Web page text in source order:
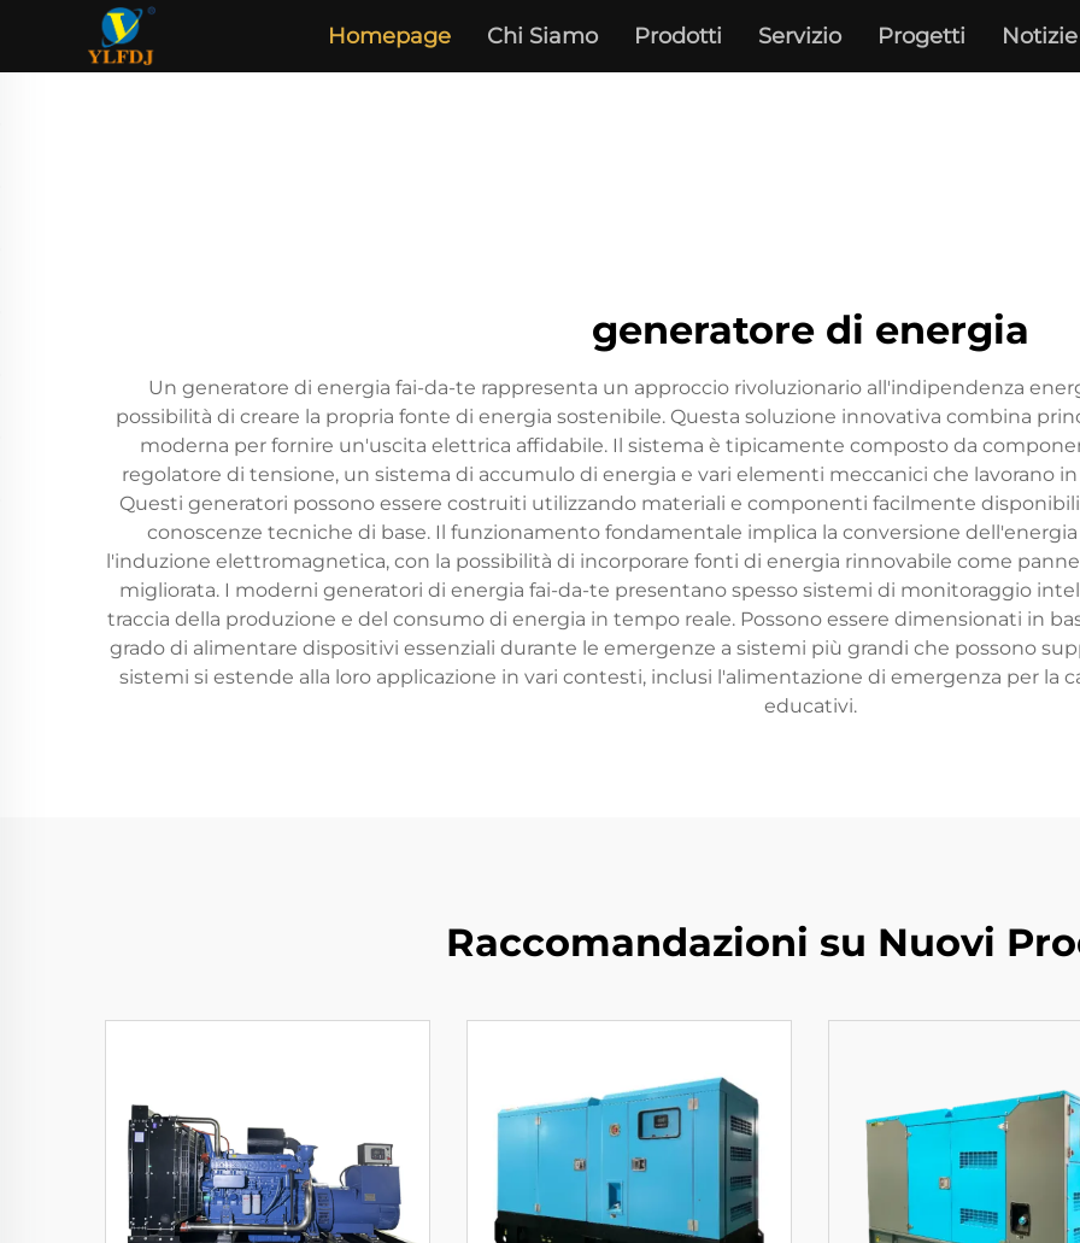
Homepage Chi Siamo Prodotti Servizio Progetti Notizie
generatore di energia
Un generatore di energia fai-da-te rappresenta un approccio rivoluzionario all'indipendenza
possibilità di creare la propria fonte di energia sostenibile. Questa soluzione innovativa combina
moderna per fornire un'uscita elettrica affidabile. Il sistema è tipicamente composto da
regolatore di tensione, un sistema di accumulo di energia e vari elementi meccanici che lavorano
Questi generatori possono essere costruiti utilizzando materiali e componenti facilmente
conoscenze tecniche di base. Il funzionamento fondamentale implica la conversione
l'induzione elettromagnetica, con la possibilità di incorporare fonti di energia rinnovabile come
migliorata. I moderni generatori di energia fai-da-te presentano spesso sistemi di monitoraggio
traccia della produzione e del consumo di energia in tempo reale. Possono essere dimensionati in
grado di alimentare dispositivi essenziali durante le emergenze a sistemi più grandi che possono
sistemi si estende alla loro applicazione in vari contesti, inclusi l'alimentazione di emergenza per la
educativi.
Raccomandazioni su Nuovi